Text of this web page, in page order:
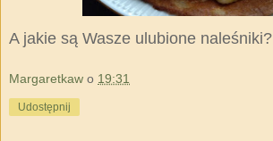
A jakie są Wasze ulubione naleśniki?
Margaretkaw o 19:31
Udostępnij